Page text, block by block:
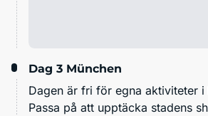
Dag 3 München
Dagen är fri för egna aktiviteter i
Passa på att upptäcka stadens